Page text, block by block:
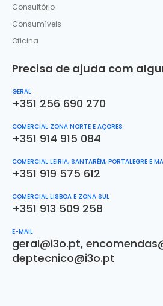
Consultório
Consumíveis
Oficina
Precisa de ajuda com
GERAL
+351 256 690 270
COMERCIAL ZONA NORTE E AÇORES
+351 914 915 084
COMERCIAL LEIRIA, SANTARÉM, PORTALEGRE E
+351 919 575 612
COMERCIAL LISBOA E ZONA SUL
+351 913 509 258
E-MAIL
geral@i3o.pt,
deptecnico@i3o.pt